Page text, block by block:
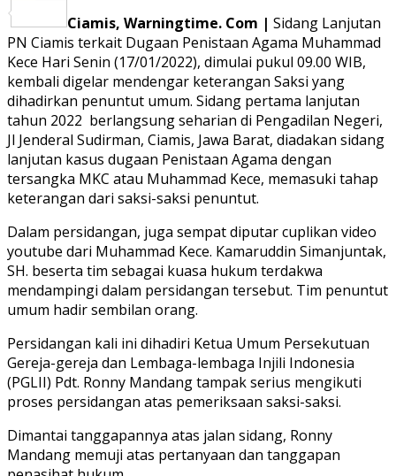
Share
Ciamis, Warningtime. Com | Sidang Lanjutan
PN Ciamis terkait Dugaan Penistaan Agama Muhammad
Kece Hari Senin (17/01/2022), dimulai pukul 09.00 WIB,
kembali digelar mendengar keterangan Saksi yang
dihadirkan penuntut umum. Sidang pertama lanjutan
tahun 2022 berlangsung seharian di Pengadilan Negeri,
Jl Jenderal Sudirman, Ciamis, Jawa Barat, diadakan sidang
lanjutan kasus dugaan Penistaan Agama dengan
tersangka MKC atau Muhammad Kece, memasuki tahap
keterangan dari saksi-saksi penuntut.
Dalam persidangan, juga sempat diputar cuplikan video
youtube dari Muhammad Kece. Kamaruddin Simanjuntak,
SH. beserta tim sebagai kuasa hukum terdakwa
mendampingi dalam persidangan tersebut. Tim penuntut
umum hadir sembilan orang.
Persidangan kali ini dihadiri Ketua Umum Persekutuan
Gereja-gereja dan Lembaga-lembaga Injili Indonesia
(PGLII) Pdt. Ronny Mandang tampak serius mengikuti
proses persidangan atas pemeriksaan saksi-saksi.
Dimantai tanggapannya atas jalan sidang, Ronny
Mandang memuji atas pertanyaan dan tanggapan